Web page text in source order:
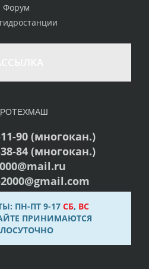
Форум
90 (многокан.)
84 (многокан.)
ПН-ПТ 9-17 СБ, ВС
ПРИНИМАЮТСЯ